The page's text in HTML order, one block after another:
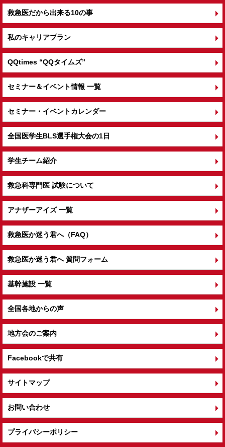
救急医だから出来る10の事
私のキャリアプラン
QQtimes “QQタイムズ”
セミナー＆イベント情報 一覧
セミナー・イベントカレンダー
全国医学生BLS選手権大会の1日
学生チーム紹介
救急科専門医 試験について
アナザーアイズ 一覧
救急医か迷う君へ（FAQ）
救急医か迷う君へ 質問フォーム
基幹施設 一覧
全国各地からの声
地方会のご案内
Facebookで共有
サイトマップ
お問い合わせ
プライバシーポリシー